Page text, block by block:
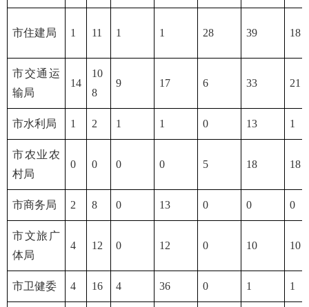
市住建局 1 11 1 1 28 39 18
市交通运
输局
14
10
8
9 17 6 33 21
市水利局 1 2 1 1 0 13 1
市农业农
村局
0 0 0 0 5 18 18
市商务局 2 8 0 13 0 0 0
市文旅广
体局
4 12 0 12 0 10 10
市卫健委 4 16 4 36 0 1 1